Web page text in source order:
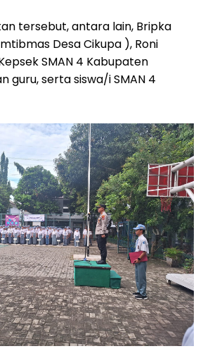
tersebut, antara lain, Bripka
Desa Cikupa ), Roni
SMAN 4 Kabupaten
guru, serta siswa/i SMAN 4